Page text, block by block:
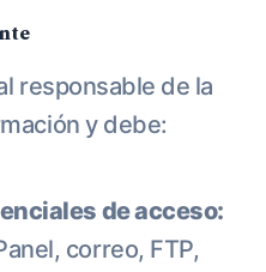
responsable de la
y debe:
de acceso:
correo, FTP,